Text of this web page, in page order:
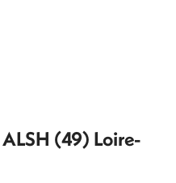
(49) Loire-